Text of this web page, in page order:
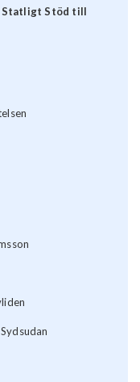
Statligt Stöd till